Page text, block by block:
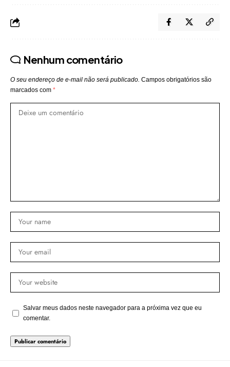
Nenhum comentário
O seu endereço de e-mail não será publicado. Campos obrigatórios são
marcados com *
Salvar meus dados neste navegador para a próxima vez que eu
comentar.